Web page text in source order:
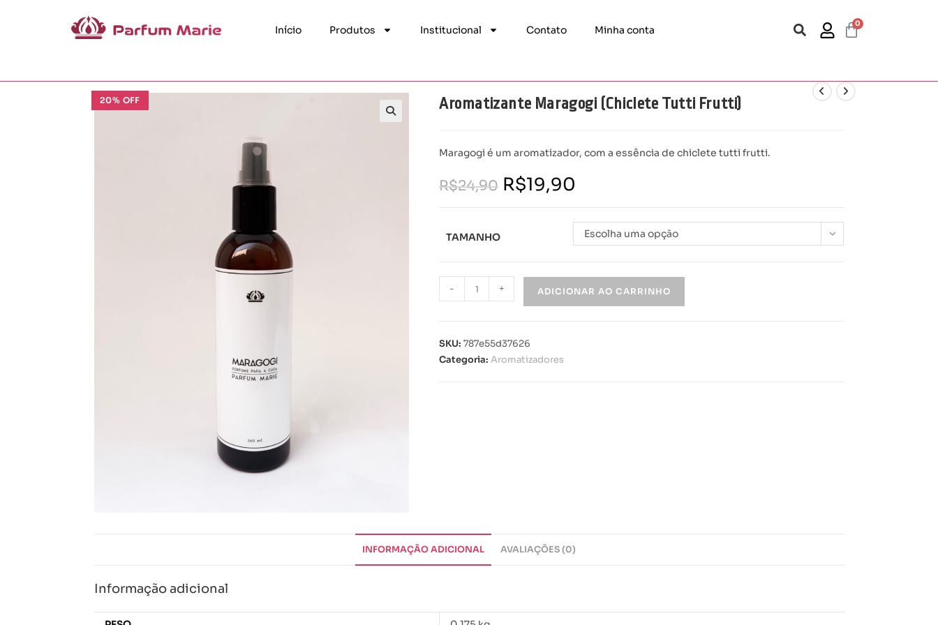
Início Produtos Institucional Contato Minha conta
0
20% OFF Aromatizante Maragogi (Chiclete Tutti Frutti)
Maragogi é um aromatizador, com a essência de chiclete tutti frutti.
R$24,90 R$19,90
TAMANHO Escolha uma opção
- + ADICIONAR AO CARRINHO
SKU: 787e55d37626
Categoria: Aromatizadores
INFORMAÇÃO ADICIONAL AVALIAÇÕES (0)
Informação adicional